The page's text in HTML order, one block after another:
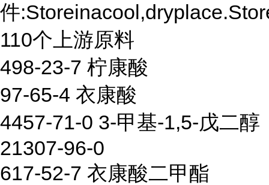
件
110个上游原料
498-23-7 柠康酸
97-65-4 衣康酸
4457-71-0 3-甲基-1,5-戊二醇
21307-96-0
617-52-7 衣康酸二甲酯